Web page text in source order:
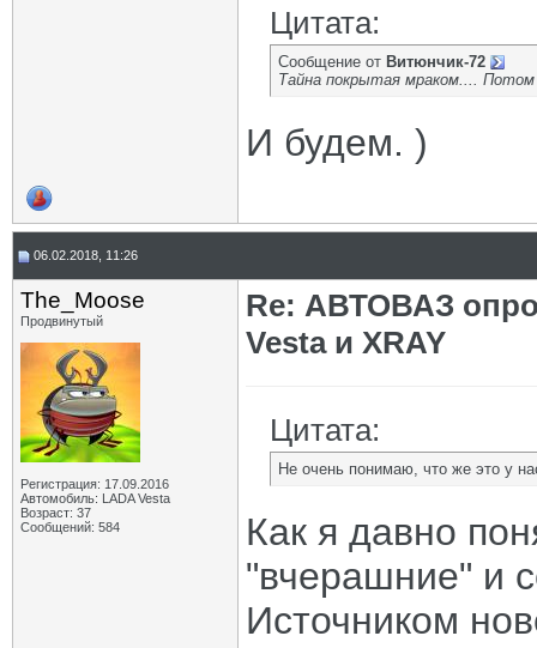
Цитата:
Сообщение от Витюнчик-72
Тайна покрытая мраком....
И будем. )
06.02.2018, 11:26
The_Moose
Продвинутый
Регистрация: 17.09.2016
Автомобиль: LADA Vesta
Возраст: 37
Сообщений: 584
Re: АВТОВАЗ
Vesta и XRAY
Цитата:
Не очень понимаю, что же это у
Как я давно
"вчерашние" и
Источником